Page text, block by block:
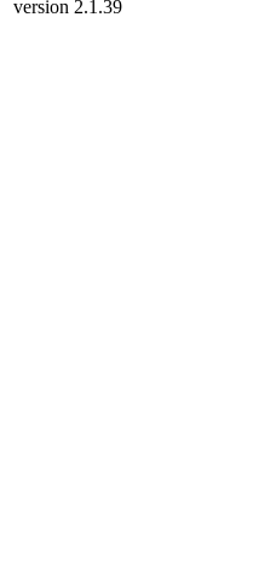
version 2.1.39